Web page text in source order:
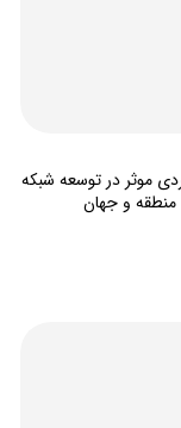
موثر در توسعه شبکه
منطقه و جهان